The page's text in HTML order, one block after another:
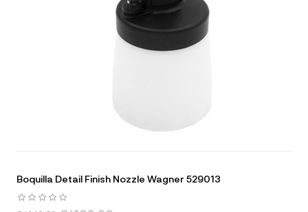
Boquilla Detail Finish Nozzle Wagner 529013